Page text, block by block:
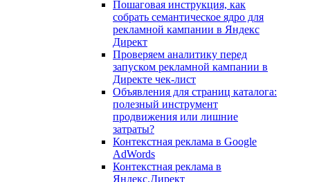
Пошаговая инструкция, как
собрать семантическое ядро для
рекламной кампании в Яндекс
Директ
Проверяем аналитику перед
запуском рекламной кампании в
Директе чек-лист
Объявления для страниц каталога:
полезный инструмент
продвижения или лишние
затраты?
Контекстная реклама в Google
AdWords
Контекстная реклама в
Яндекс.Директ